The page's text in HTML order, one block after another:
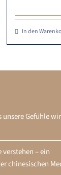
In den
unsere Gefühle
– ein
chinesischen